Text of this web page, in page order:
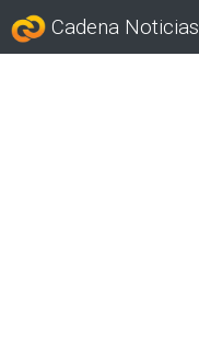
Cadena Noticias